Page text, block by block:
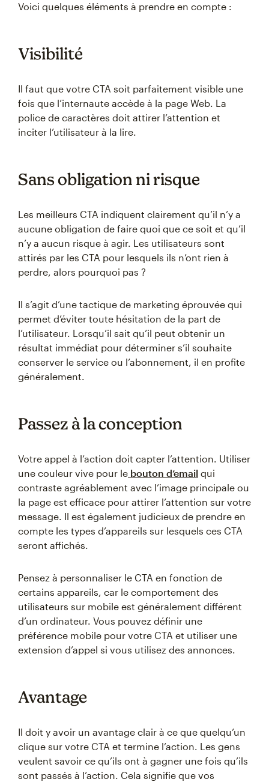
Voici quelques éléments à prendre en compte :
Visibilité
Il faut que votre CTA soit parfaitement visible une
fois que l’internaute accède à la page Web. La
police de caractères doit attirer l’attention et
inciter l’utilisateur à la lire.
Sans obligation ni risque
Les meilleurs CTA indiquent clairement qu’il n’y a
aucune obligation de faire quoi que ce soit et qu’il
n’y a aucun risque à agir. Les utilisateurs sont
attirés par les CTA pour lesquels ils n’ont rien à
perdre, alors pourquoi pas ?
Il s’agit d’une tactique de marketing éprouvée qui
permet d’éviter toute hésitation de la part de
l’utilisateur. Lorsqu’il sait qu’il peut obtenir un
résultat immédiat pour déterminer s’il souhaite
conserver le service ou l’abonnement, il en profite
généralement.
Passez à la conception
Votre appel à l’action doit capter l’attention. Utiliser
une couleur vive pour le bouton d’email qui
contraste agréablement avec l’image principale ou
la page est efficace pour attirer l’attention sur votre
message. Il est également judicieux de prendre en
compte les types d’appareils sur lesquels ces CTA
seront affichés.
Pensez à personnaliser le CTA en fonction de
certains appareils, car le comportement des
utilisateurs sur mobile est généralement différent
d’un ordinateur. Vous pouvez définir une
préférence mobile pour votre CTA et utiliser une
extension d’appel si vous utilisez des annonces.
Avantage
Il doit y avoir un avantage clair à ce que quelqu’un
clique sur votre CTA et termine l’action. Les gens
veulent savoir ce qu’ils ont à gagner une fois qu’ils
sont passés à l’action. Cela signifie que vos